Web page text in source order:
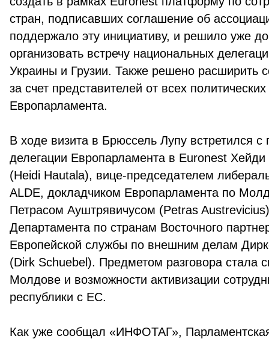
стран, подписавших соглашение об
поддержало эту инициативу, и решило уже
организовать встречу национальных
Украины и Грузии. Также решено расширить
за счет представителей от всех политических
Европарламента.
В ходе визита в Брюссель Лупу встретился с
делегации Европарламента в Euronest Хейди
(Heidi Hautala), вице-председателем
ALDE, докладчиком Европарламента по
Петрасом Ауштрявичусом (Petras
Департамента по странам Восточного
Европейской службы по внешним делам
(Dirk Schuebel). Предметом разговора стала
Молдове и возможности активизации
республики с ЕС.
Как уже сообщал «ИНФОТАГ»,